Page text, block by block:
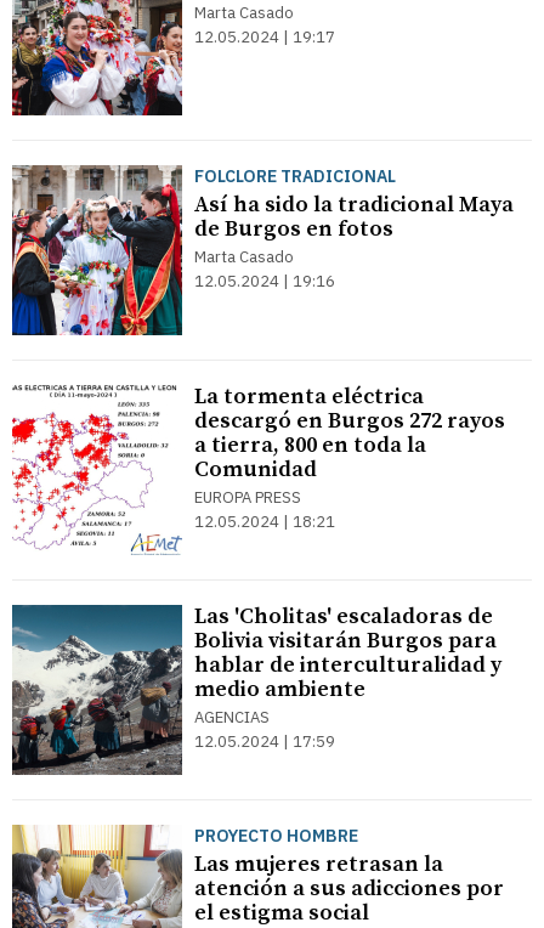
Marta Casado
12.05.2024 | 19:17
FOLCLORE TRADICIONAL
Así ha sido la tradicional Maya
de Burgos en fotos
Marta Casado
12.05.2024 | 19:16
La tormenta eléctrica
descargó en Burgos 272 rayos
a tierra, 800 en toda la
Comunidad
EUROPA PRESS
12.05.2024 | 18:21
Las 'Cholitas' escaladoras de
Bolivia visitarán Burgos para
hablar de interculturalidad y
medio ambiente
AGENCIAS
12.05.2024 | 17:59
PROYECTO HOMBRE
Las mujeres retrasan la
atención a sus adicciones por
el estigma social